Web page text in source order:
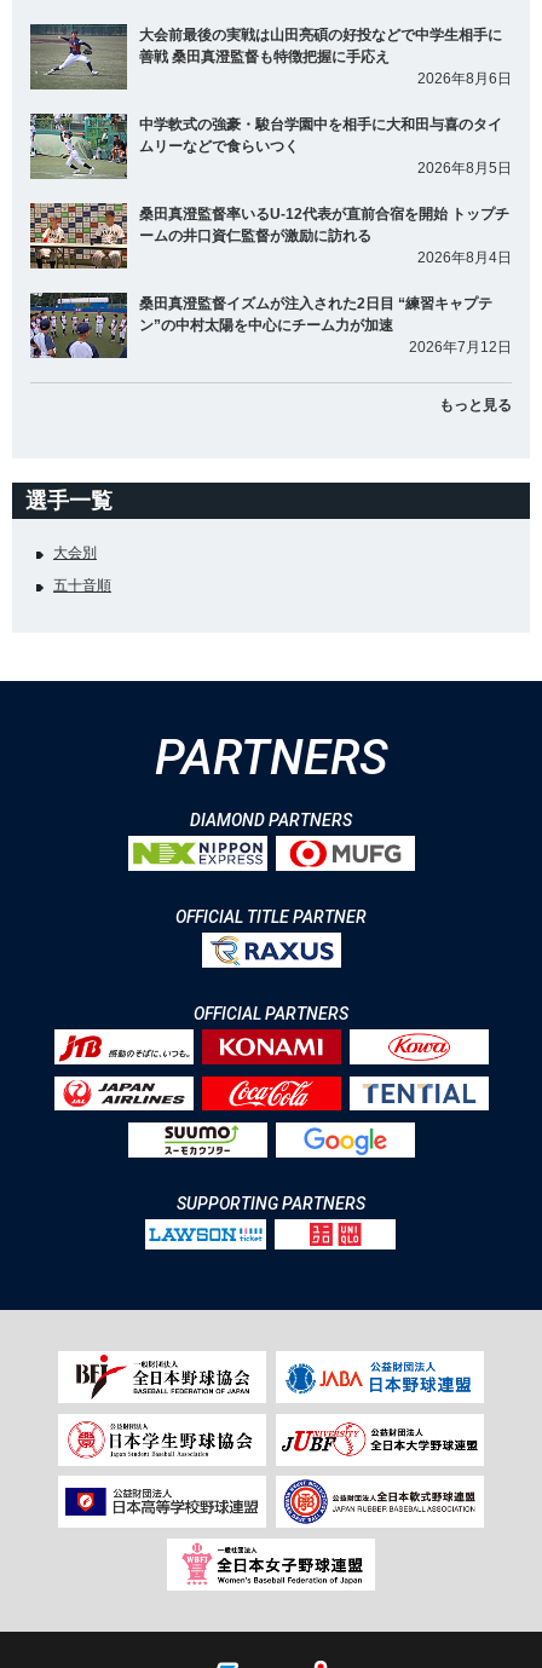
大会前最後の実戦は山田亮碩の好投などで中学生相手に
善戦 桑田真澄監督も特徴把握に手応え
2026年8月6日
中学軟式の強豪・駿台学園中を相手に大和田与喜のタイ
ムリーなどで食らいつく
2026年8月5日
桑田真澄監督率いるU-12代表が直前合宿を開始 トップチ
ームの井口資仁監督が激励に訪れる
2026年8月4日
桑田真澄監督イズムが注入された2日目 “練習キャプテ
ン”の中村太陽を中心にチーム力が加速
2026年7月12日
もっと見る
選手一覧
大会別
五十音順
PARTNERS
DIAMOND PARTNERS
OFFICIAL TITLE PARTNER
OFFICIAL PARTNERS
SUPPORTING PARTNERS